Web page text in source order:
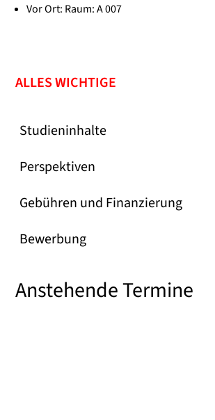
Vor Ort: Raum: A 007
ALLES WICHTIGE
Studieninhalte
Perspektiven
Gebühren und Finanzierung
Bewerbung
Anstehende Termine